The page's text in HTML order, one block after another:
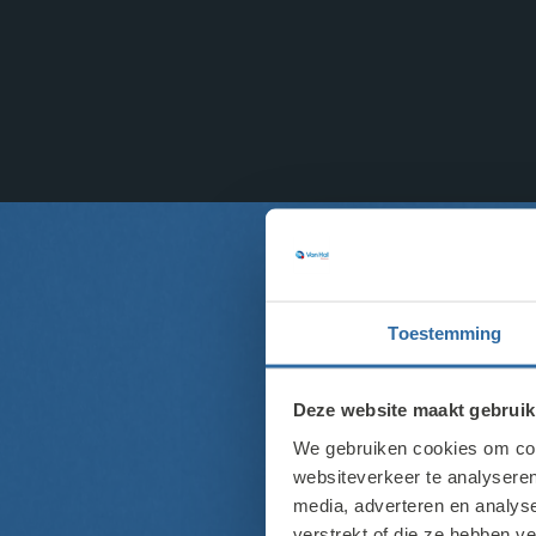
Toestemming
Deze website maakt
We gebruiken cookies om
websiteverkeer te
media, adverteren en